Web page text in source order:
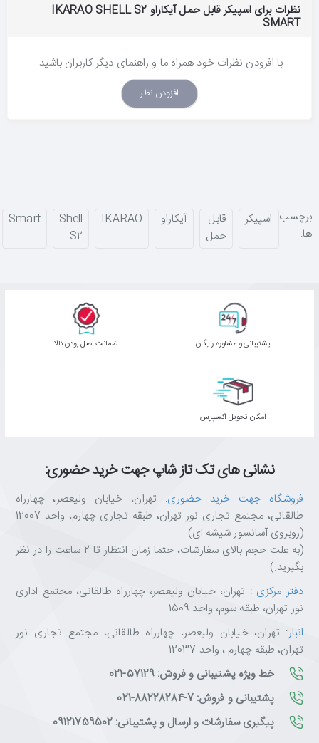
نظرات برای اسپیکر قابل حمل آیکاراو IKARAO SHELL S2
SMART
با افزودن نظرات خود همراه ما و راهنمای دیگر کاربران باشید.
افزودن نظر
برچسب
ها:
اسپیکر
قابل
حمل
آیکاراو IKARAO
Shell
S2
Smart
پشتیبانی و مشاوره رایگان ﺿﻤﺎﻧﺖ اﺻﻞ ﺑﻮدن ﮐﺎﻟﺎ
اﻣﮑﺎن ﺗﺤﻮﯾﻞ اﮐﺴﭙﺮس
نشانی های تک تاز شاپ جهت خرید حضوری:
فروشگاه جهت خرید حضوری: تهران، خیابان ولیعصر، چهارراه
طالقانی، مجتمع تجاری نور تهران، طبقه تجاری چهارم، واحد 12007
(روبروی آسانسور شیشه ای)
(به علت حجم بالای سفارشات، حتما زمان انتظار تا 2 ساعت را در نظر
بگیرید.)
دفتر مرکزی : تهران، خیابان ولیعصر، چهارراه طالقانی، مجتمع اداری
نور تهران، طبقه سوم، واحد 1509
انبار: تهران، خیابان ولیعصر، چهارراه طالقانی، مجتمع تجاری نور
تهران، طبقه چهارم ، واحد 12037
خط ویژه پشتیبانی و فروش: 57129-021
پشتیبانی و فروش: 7-88228284-021
پیگیری سفارشات و ارسال و پشتیبانی: 09121759502